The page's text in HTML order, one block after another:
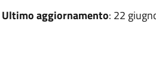
Ultimo aggiornamento: 22